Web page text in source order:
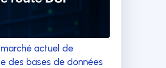
actuel de
des bases de données